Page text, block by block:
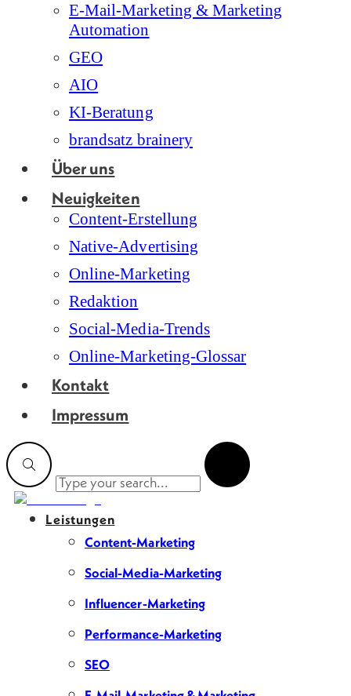
E-Mail-Marketing & Marketing
Automation
GEO
AIO
KI-Beratung
brandsatz brainery
Über uns
Neuigkeiten
Content-Erstellung
Native-Advertising
Online-Marketing
Redaktion
Social-Media-Trends
Online-Marketing-Glossar
Kontakt
Impressum
Leistungen
Content-Marketing
Social-Media-Marketing
Influencer-Marketing
Performance-Marketing
SEO